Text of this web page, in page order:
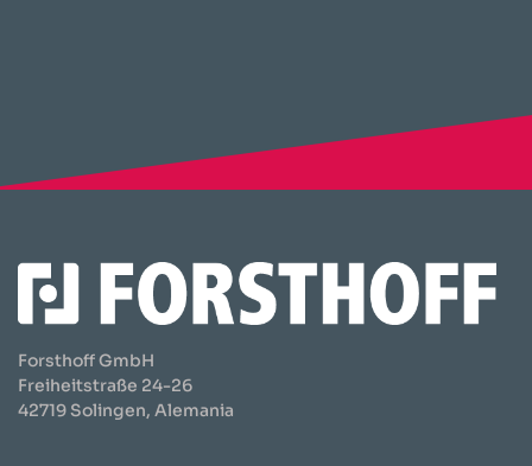
Forsthoff GmbH
Freiheitstraße 24-26
42719 Solingen, Alemania